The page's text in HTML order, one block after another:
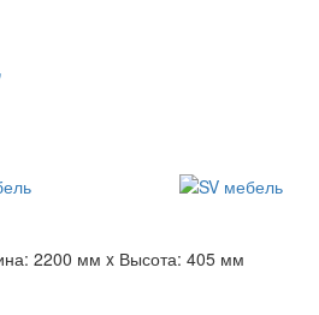
2200 мм x Высота: 405 мм